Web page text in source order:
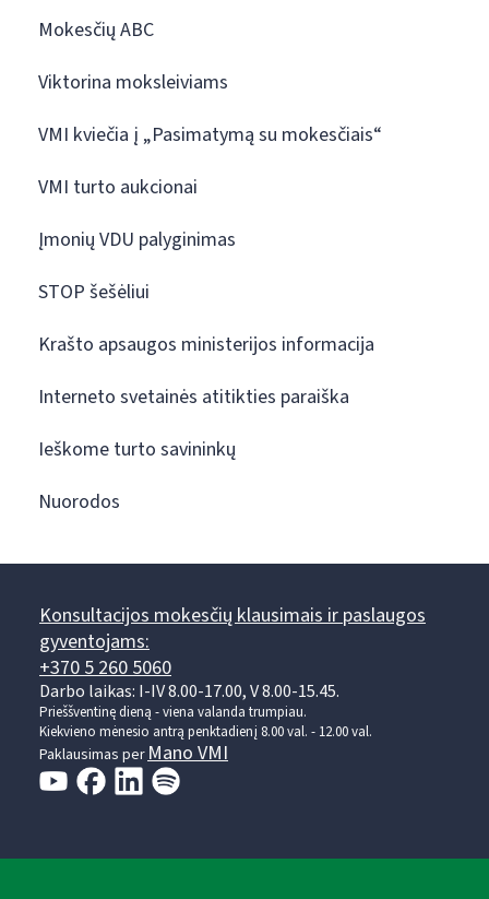
Mokesčių ABC
Viktorina moksleiviams
VMI kviečia į „Pasimatymą su mokesčiais“
VMI turto aukcionai
Įmonių VDU palyginimas
STOP šešėliui
Krašto apsaugos ministerijos informacija
Interneto svetainės atitikties paraiška
Ieškome turto savininkų
Nuorodos
Konsultacijos mokesčių klausimais ir paslaugos
gyventojams:
+370 5 260 5060
Darbo laikas: I-IV 8.00-17.00, V 8.00-15.45.
Prieššventinę dieną - viena valanda trumpiau.
Kiekvieno mėnesio antrą penktadienį 8.00 val. - 12.00 val.
Paklausimas perMano VMI